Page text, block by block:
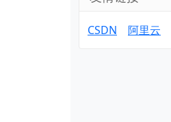
CSDN 阿里云